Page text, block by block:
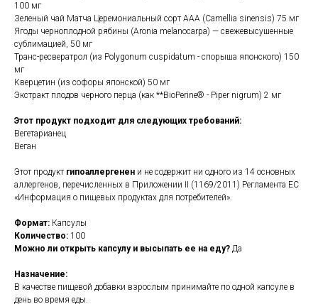
100 мг
Зеленый чай Матча Церемониальный сорт AAA (Camellia sinensis) 75 мг
Ягоды черноплодной рябины (Aronia melanocarpa) — свежевысушенные
сублимацией, 50 мг
Транс-ресвератрол (из Polygonum cuspidatum - спорыша японского) 150
мг
Кверцетин (из софоры японской) 50 мг
Экстракт плодов черного перца (как **BioPerine® - Piper nigrum) 2 мг
Этот продукт подходит для следующих требований:
Вегетарианец
Веган
Этот продукт гипоаллергенен и не содержит ни одного из 14 основных
аллергенов, перечисленных в Приложении II (1169/2011) Регламента ЕС
«Информация о пищевых продуктах для потребителей».
Формат: Капсулы
Количество: 100
Можно ли открыть капсулу и высыпать ее на еду? Да
Назначение:
В качестве пищевой добавки взрослым принимайте по одной капсуле в
день во время еды.